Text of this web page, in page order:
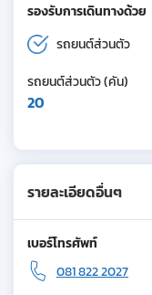
รองรับการเดินทางด้วย
รถยนต์ส่วนตัว
รถยนต์ส่วนตัว (คัน)
20
รายละเอียดอื่นๆ
เบอร์โทรศัพท์
081 822 2027